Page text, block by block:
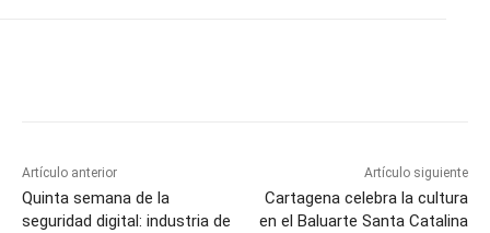
Artículo anterior
Quinta semana de la
seguridad digital: industria de
Artículo siguiente
Cartagena celebra la cultura
en el Baluarte Santa Catalina